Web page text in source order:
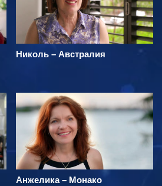
Николь – Австралия
Анжелика – Монако